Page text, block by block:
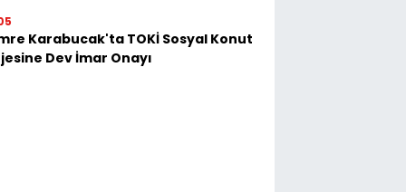
Karabucak'ta TOKİ Sosyal Konut
Dev İmar Onayı